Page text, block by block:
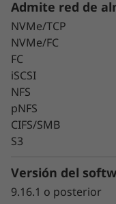
con
La seguridad
Admite red de
NVMe/TCP
NVMe/FC
FC
iSCSI
NFS
pNFS
CIFS/SMB
S3
Versión del
9.16.1 o posterior